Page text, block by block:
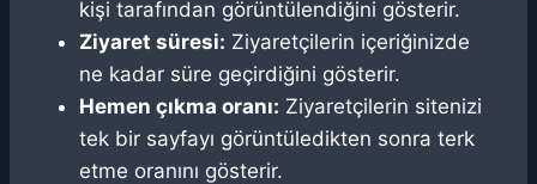
kişi tarafından görüntülendiğini gösterir.
Ziyaret süresi: Ziyaretçilerin içeriğinizde
ne kadar süre geçirdiğini gösterir.
Hemen çıkma oranı: Ziyaretçilerin sitenizi
tek bir sayfayı görüntüledikten sonra terk
etme oranını gösterir.